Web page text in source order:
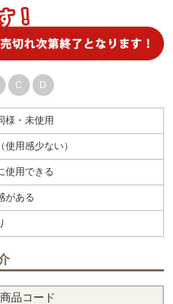
C D
様・未使用
使用感少ない）
使用できる
がある
商品コード